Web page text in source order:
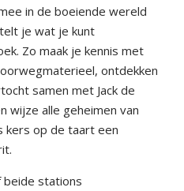
in de boeiende wereld
je wat je kunt
Zo maak je kennis met
ontdekken
samen met Jack de
wijze alle geheimen van
kers op de taart een
beide stations